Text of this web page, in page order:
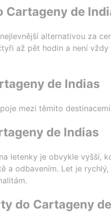
Cartageny de
alternativou za
až pět hodin a není
de Indias
mezi těmito
de Indias
letenky je obvykle vyšší,
a odbavením. Let je
do Cartageny